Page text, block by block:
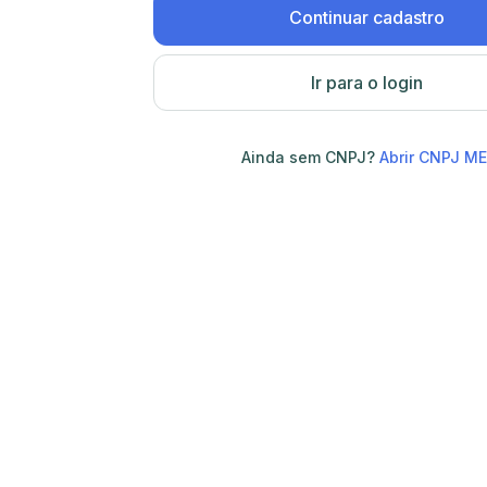
Continuar cadastro
Ir para o login
Ainda sem CNPJ? Abrir CNPJ